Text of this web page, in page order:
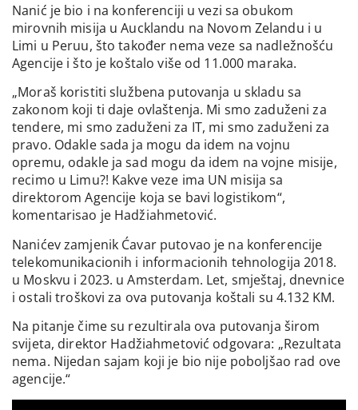
Nanić je bio i na konferenciji u vezi sa obukom
mirovnih misija u Aucklandu na Novom Zelandu i u
Limi u Peruu, što također nema veze sa nadležnošću
Agencije i što je koštalo više od 11.000 maraka.
„Moraš koristiti službena putovanja u skladu sa
zakonom koji ti daje ovlaštenja. Mi smo zaduženi za
tendere, mi smo zaduženi za IT, mi smo zaduženi za
pravo. Odakle sada ja mogu da idem na vojnu
opremu, odakle ja sad mogu da idem na vojne misije,
recimo u Limu?! Kakve veze ima UN misija sa
direktorom Agencije koja se bavi logistikom“,
komentarisao je Hadžiahmetović.
Nanićev zamjenik Ćavar putovao je na konferencije
telekomunikacionih i informacionih tehnologija 2018.
u Moskvu i 2023. u Amsterdam. Let, smještaj, dnevnice
i ostali troškovi za ova putovanja koštali su 4.132 KM.
Na pitanje čime su rezultirala ova putovanja širom
svijeta, direktor Hadžiahmetović odgovara: „Rezultata
nema. Nijedan sajam koji je bio nije poboljšao rad ove
agencije.“